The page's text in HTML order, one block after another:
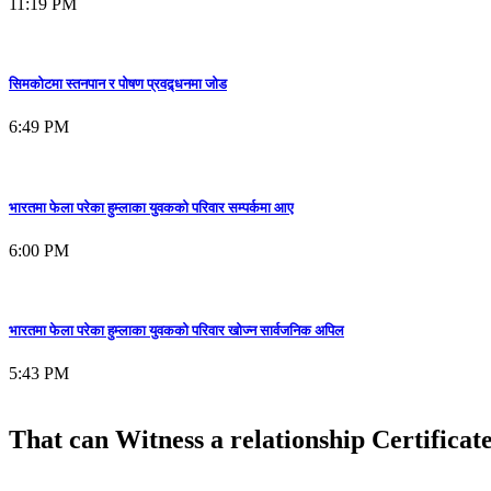
11:19 PM
सिमकोटमा स्तनपान र पोषण प्रवद्र्धनमा जोड
6:49 PM
भारतमा फेला परेका हुम्लाका युवकको परिवार सम्पर्कमा आए
6:00 PM
भारतमा फेला परेका हुम्लाका युवकको परिवार खोज्न सार्वजनिक अपिल
5:43 PM
That can Witness a relationship